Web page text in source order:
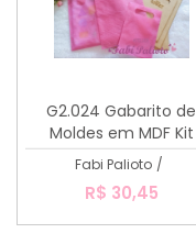
G2.024 Gabarito de
Moldes em MDF Kit
Sacolas TNT
Fabi Palioto /
R$ 30,45